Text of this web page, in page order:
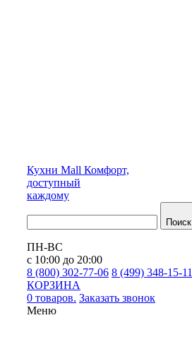
Кухни Mall Комфорт,
доступный
каждому
Поиск
ПН-ВС
с 10:00 до 20:00
8 (800) 302-77-06 8 (499) 348-15-11
КОРЗИНА
0 товаров. Заказать звонок
Меню